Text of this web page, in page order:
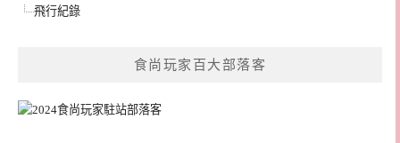
飛行紀錄
食尚玩家百大部落客